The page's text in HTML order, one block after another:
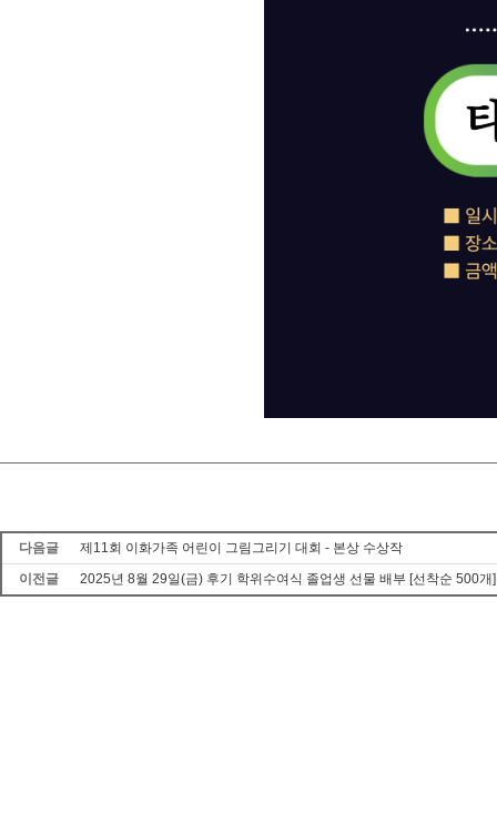
다음글
제11회 이화가족 어린이 그림그리기 대회 - 본상 수상작
이전글
2025년 8월 29일(금) 후기 학위수여식 졸업생 선물 배부 [선착순 500개]